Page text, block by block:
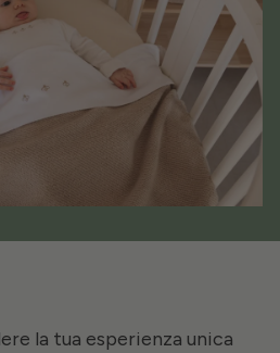
la tua esperienza unica